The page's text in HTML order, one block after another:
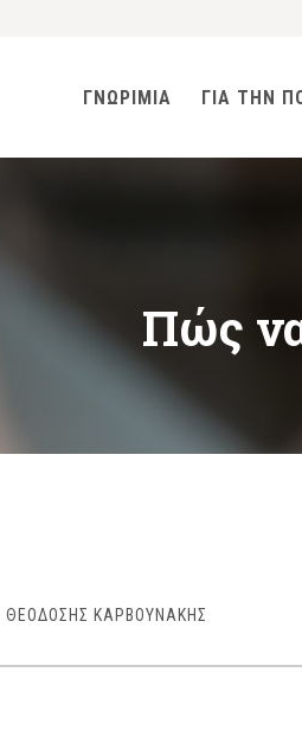
ΓΝΩΡΙΜΙΑ ΓΙΑ ΤΗΝ
Πώς
|ΘΕΟΔΟΣΗΣ ΚΑΡΒΟΥΝΑΚΗΣ